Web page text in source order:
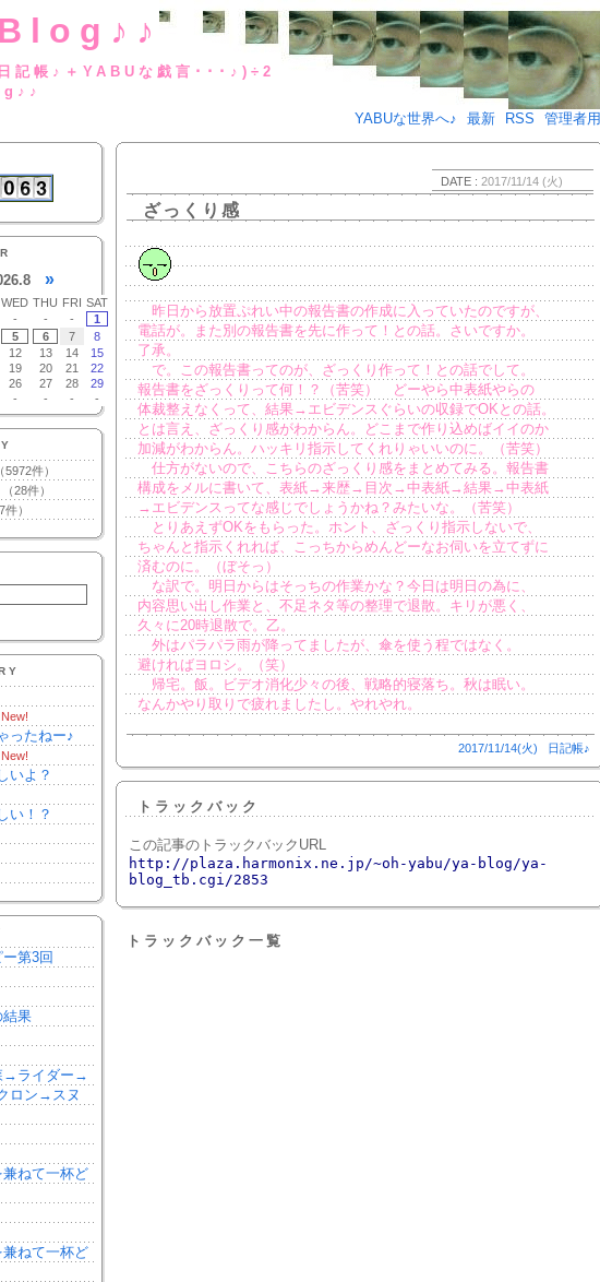
な日記帳♪＋YABUな戯言･･･♪)÷2
YABUな世界へ♪
最新 RSS 管理者用
»
WED THU FRI SAT
- - -
1
5 6 7
8
12 13 14
15
19 20 21
22
26 27 28
29
- - - -
（5972件）
（28件）
件）
New!
ったねー♪
New!
いよ？
い！？
第3回
結果
→ライダー→
ロン→スヌ
兼ねて一杯ど
兼ねて一杯ど
DATE : 2017/11/14 (火)
ざっくり感
昨日から放置ぷれい中の報告書の作成に入っていたのですが、
電話が。また別の報告書を先に作って！との話。さいですか。
了承。
で。この報告書ってのが、ざっくり作って！との話でして。
報告書をざっくりって何！？（苦笑） どーやら中表紙やらの
体裁整えなくって、結果→エビデンスぐらいの収録でOKとの話。
とは言え、ざっくり感がわからん。どこまで作り込めばイイのか
加減がわからん。ハッキリ指示してくれりゃいいのに。（苦笑）
仕方がないので、こちらのざっくり感をまとめてみる。報告書
構成をメルに書いて、表紙→来歴→目次→中表紙→結果→中表紙
→エビデンスってな感じでしょうかね？みたいな。（苦笑）
とりあえずOKをもらった。ホント、ざっくり指示しないで、
ちゃんと指示くれれば、こっちからめんどーなお伺いを立てずに
済むのに。（ぼそっ）
な訳で。明日からはそっちの作業かな？今日は明日の為に、
内容思い出し作業と、不足ネタ等の整理で退散。キリが悪く、
久々に20時退散で。乙。
外はパラパラ雨が降ってましたが、傘を使う程ではなく。
避ければヨロシ。（笑）
帰宅。飯。ビデオ消化少々の後、戦略的寝落ち。秋は眠い。
なんかやり取りで疲れましたし。やれやれ。
2017/11/14(火) 日記帳♪
トラックバック
この記事のトラックバックURL
http://plaza.harmonix.ne.jp/~oh-yabu/ya-blog/ya-
blog_tb.cgi/2853
トラックバック一覧